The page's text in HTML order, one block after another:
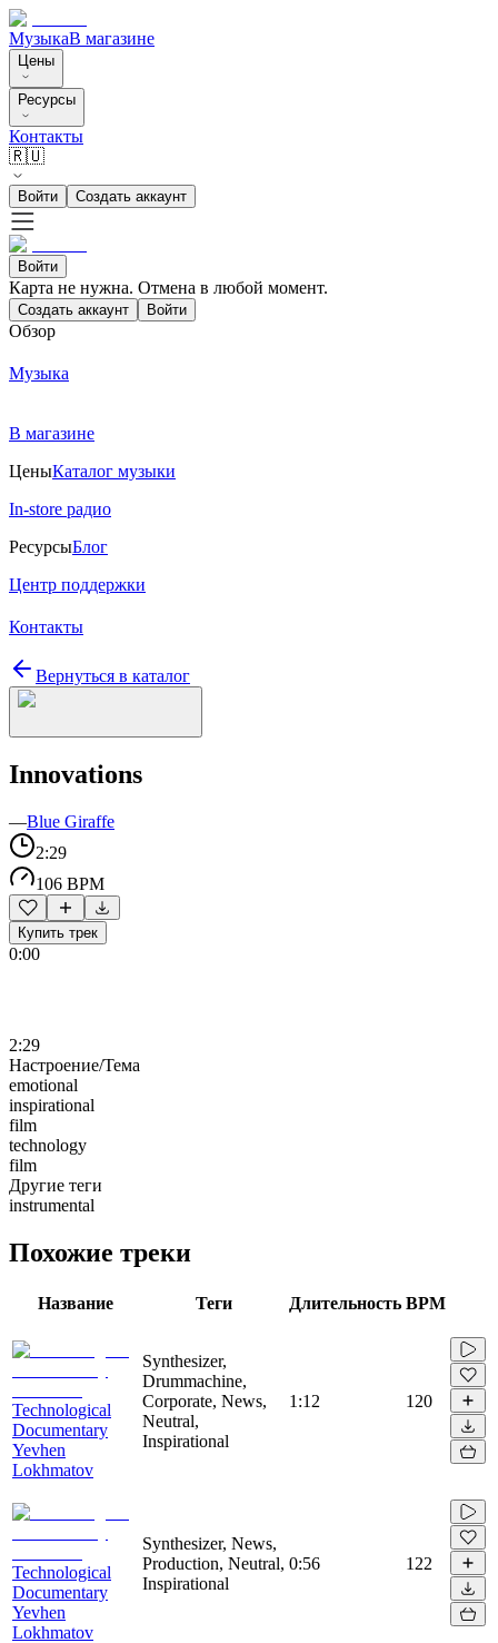
МузыкаВ магазине
Цены
Ресурсы
Контакты
🇷🇺
Войти Создать аккаунт
Войти
Карта не нужна. Отмена в любой момент.
Создать аккаунт Войти
Обзор
Музыка
В магазине
ЦеныКаталог музыки
In-store радио
РесурсыБлог
Центр поддержки
Контакты
Вернуться в каталог
Innovations
—Blue Giraffe
2:29
106 BPM
Купить трек
0:00
2:29
Настроение/Тема
emotional
inspirational
film
technology
film
Другие теги
instrumental
Похожие треки
Название Теги Длительность BPM
Technological
Documentary
Yevhen
Lokhmatov
Synthesizer,
Drummachine,
Corporate, News,
Neutral,
Inspirational
1:12 120
Technological
Documentary
Yevhen
Lokhmatov
Synthesizer, News,
Production, Neutral,
Inspirational
0:56 122